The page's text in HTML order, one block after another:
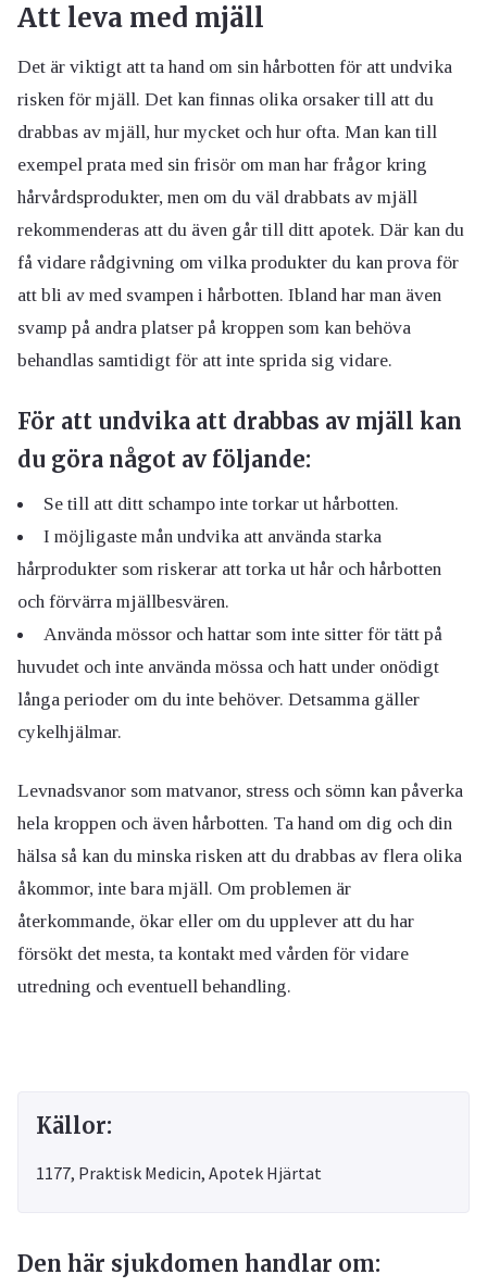
Att leva med mjäll
Det är viktigt att ta hand om sin hårbotten för att undvika
risken för mjäll. Det kan finnas olika orsaker till att du
drabbas av mjäll, hur mycket och hur ofta. Man kan till
exempel prata med sin frisör om man har frågor kring
hårvårdsprodukter, men om du väl drabbats av mjäll
rekommenderas att du även går till ditt apotek. Där kan du
få vidare rådgivning om vilka produkter du kan prova för
att bli av med svampen i hårbotten. Ibland har man även
svamp på andra platser på kroppen som kan behöva
behandlas samtidigt för att inte sprida sig vidare.
För att undvika att drabbas av mjäll kan
du göra något av följande:
Se till att ditt schampo inte torkar ut hårbotten.
I möjligaste mån undvika att använda starka
hårprodukter som riskerar att torka ut hår och hårbotten
och förvärra mjällbesvären.
Använda mössor och hattar som inte sitter för tätt på
huvudet och inte använda mössa och hatt under onödigt
långa perioder om du inte behöver. Detsamma gäller
cykelhjälmar.
Levnadsvanor som matvanor, stress och sömn kan påverka
hela kroppen och även hårbotten. Ta hand om dig och din
hälsa så kan du minska risken att du drabbas av flera olika
åkommor, inte bara mjäll. Om problemen är
återkommande, ökar eller om du upplever att du har
försökt det mesta, ta kontakt med vården för vidare
utredning och eventuell behandling.
Källor:
1177, Praktisk Medicin, Apotek Hjärtat
Den här sjukdomen handlar om: